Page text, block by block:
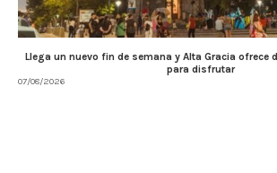
Llega un nuevo fin de semana y Alta Gracia ofrece
para disfrutar
07/08/2026